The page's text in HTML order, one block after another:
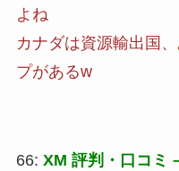
よね
カナダは資源輸出国
プがあるw
66: XM 評判・口コミ